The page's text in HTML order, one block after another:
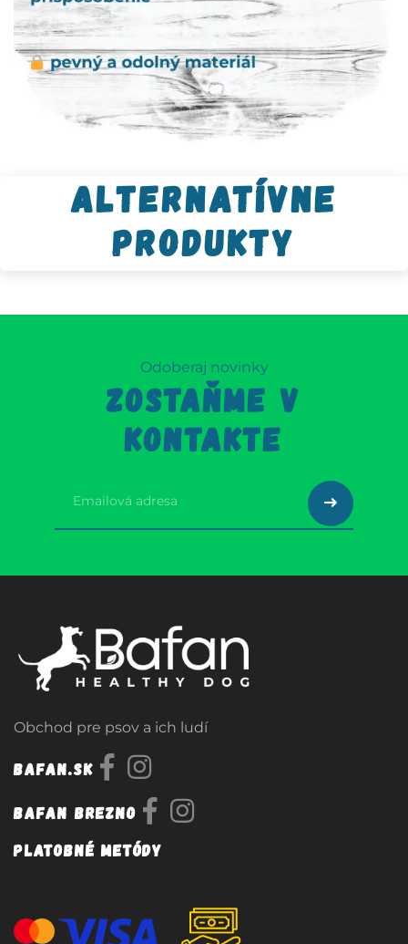
Alternatívne
produkty
Odoberaj novinky
ZOSTAŇME V
KONTAKTE
Obchod pre psov a ich ludí
Bafan.sk
Bafan Brezno
Platobné metódy